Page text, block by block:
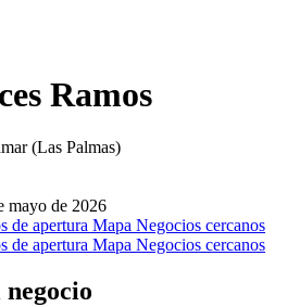
Ramos
(Las Palmas)
mayo de 2026
de apertura Mapa Negocios cercanos
de apertura Mapa Negocios cercanos